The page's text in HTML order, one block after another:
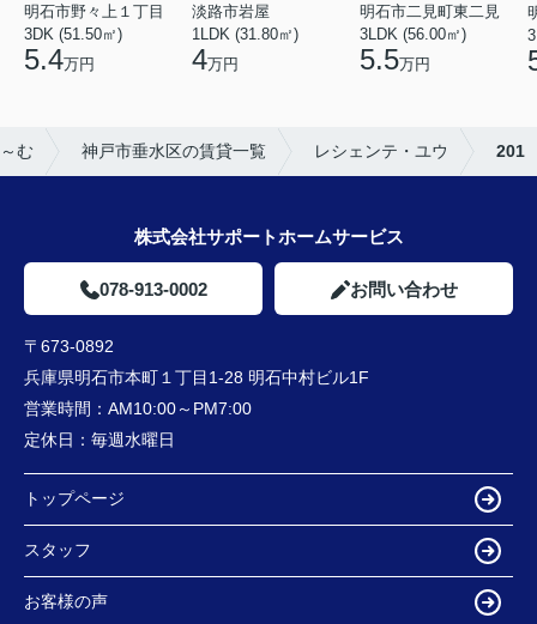
明石市野々上１丁目
3DK (51.50㎡)
5.4万円
淡路市岩屋
1LDK (31.80㎡)
4万円
明石市二見町東二見
3LDK (56.00㎡)
5.5万円
む 神戸市垂水区の賃貸一覧 レシェンテ・ユウ 201
株式会社サポートホームサービス
078-913-0002 お問い合わせ
〒673-0892
兵庫県明石市本町１丁目1-28 明石中村ビル1F
営業時間： AM10:00～PM7:00
定休日： 毎週水曜日
トップページ
スタッフ
お客様の声